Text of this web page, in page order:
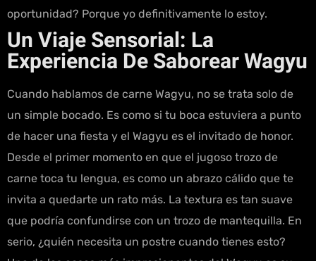
oportunidad? Porque yo definitivamente lo estoy.
Un Viaje Sensorial: La
Experiencia De Saborear Wagyu
Cuando hablamos de carne Wagyu, no se trata solo de
un simple bocado. Es como si tu boca estuviera a punto
de hacer una fiesta y el Wagyu es el invitado de honor.
Desde el primer momento en que el jugoso trozo de
carne toca tu lengua, es como un abrazo cálido que te
invita a quedarte un rato más. La textura es tan suave
que podría confundirse con un trozo de mantequilla. En
serio, ¿quién necesita un postre cuando tienes esto?